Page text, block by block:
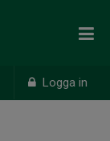
Logga in